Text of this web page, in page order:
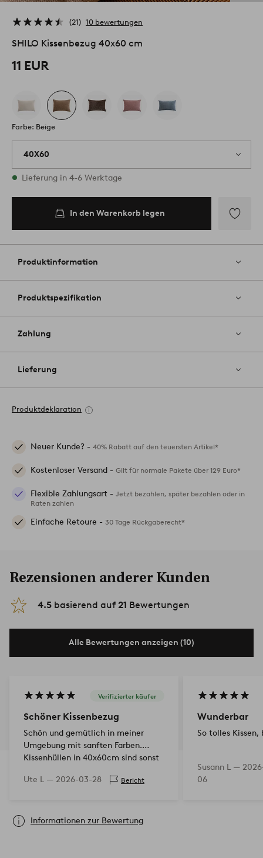
21 10 bewertungen
SHILO Kissenbezug 40x60 cm
11 EUR
Farbe: Beige
40X60
Vorrätig
Lieferung in 4-6 Werktage
In den Warenkorb legen
Favoriten
Produktinformation
Produktspezifikation
Zahlung
Lieferung
Produktdeklaration
Neuer Kunde? - 40% Rabatt auf den teuersten Artikel*
Kostenloser Versand - Gilt für normale Pakete über 129 Euro*
Flexible Zahlungsart - Jetzt bezahlen, später bezahlen oder in
Raten zahlen
Einfache Retoure - 30 Tage Rückgaberecht*
Rezensionen anderer Kunden
4.5 basierend auf 21 Bewertungen
Alle Bewertungen anzeigen (10)
Verifizierter käufer
Schöner Kissenbezug
Schön und gemütlich in meiner
Umgebung mit sanften Farben.
Kissenhüllen in 40x60cm sind sonst
Ute L — 2026-03-28 Bericht
Wunderbar
So tolles Kissen,
Susann L —
06
Informationen zur Bewertung